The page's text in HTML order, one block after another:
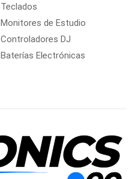
Teclados
Monitores de Estudio
Controladores DJ
Baterías Electrónicas